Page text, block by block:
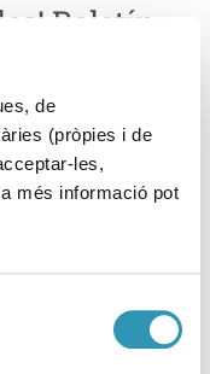
de
(pròpies i de
les,
més informació pot
Boletín